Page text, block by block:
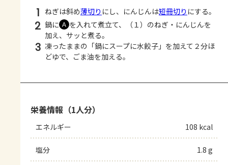
1 ねぎは斜め薄切り にし、にんじんは短冊切り にする。
2 鍋に Ａ を入れて煮立て、（１）のねぎ・にんじんを
加え、サッと煮る。
3 凍ったままの「鍋にスープに水餃子」を加えて２分ほ
どゆで、ごま油を加える。
栄養情報（1人分）
エネルギー 108 kcal
塩分 1.8 g